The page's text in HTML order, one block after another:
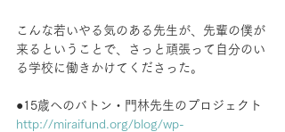
こんな若いやる気のある先生が、先輩の僕が
来るということで、さっと頑張って自分のい
る学校に働きかけてくださった。
●15歳へのバトン・門林先生のプロジェクト
http://miraifund.org/blog/wp-